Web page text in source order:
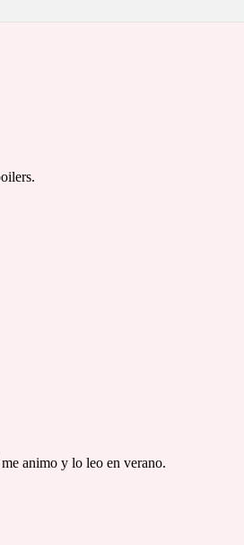
animo y lo leo en verano.